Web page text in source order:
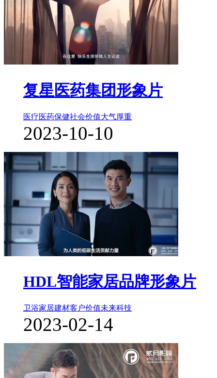
复星医药集团形象片
医疗医药保健社会价值大气厚重
2023-10-10
HDL智能家居品牌形象片
卫浴家居建材客户价值未来科技
2023-02-14